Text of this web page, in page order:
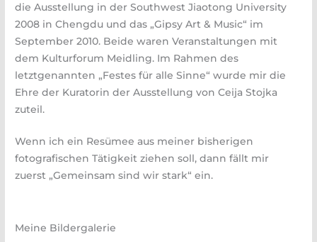
die Ausstellung in der Southwest Jiaotong University
2008 in Chengdu und das „Gipsy Art & Music“ im
September 2010. Beide waren Veranstaltungen mit
dem Kulturforum Meidling. Im Rahmen des
letztgenannten „Festes für alle Sinne“ wurde mir die
Ehre der Kuratorin der Ausstellung von Ceija Stojka
zuteil.
Wenn ich ein Resümee aus meiner bisherigen
fotografischen Tätigkeit ziehen soll, dann fällt mir
zuerst „Gemeinsam sind wir stark“ ein.
Meine Bildergalerie